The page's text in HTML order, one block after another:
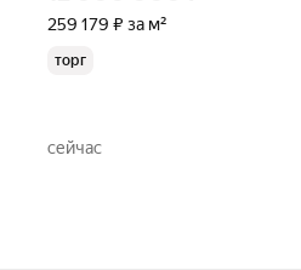
259 179 ₽ за м²
торг
сейчас